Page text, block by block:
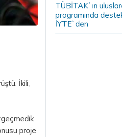
İkili,
proje
TÜBİTAK`ın
programında
İYTE`den